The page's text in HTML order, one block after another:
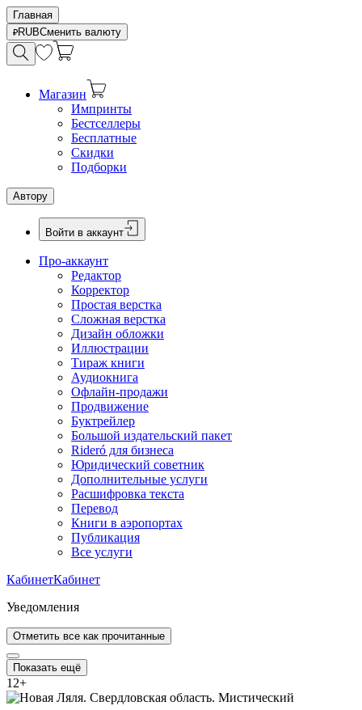
Главная
RUBСменить валюту
Магазин
Импринты
Бестселлеры
Бесплатные
Скидки
Подборки
Автору
Войти в аккаунт
Про-аккаунт
Редактор
Корректор
Простая верстка
Сложная верстка
Дизайн обложки
Иллюстрации
Тираж книги
Аудиокнига
Офлайн-продажи
Продвижение
Буктрейлер
Большой издательский пакет
Rideró для бизнеса
Юридический советник
Дополнительные услуги
Расшифровка текста
Перевод
Книги в аэропортах
Публикация
Все услуги
КабинетКабинет
Уведомления
Отметить все как прочитанные
Показать ещё
12+